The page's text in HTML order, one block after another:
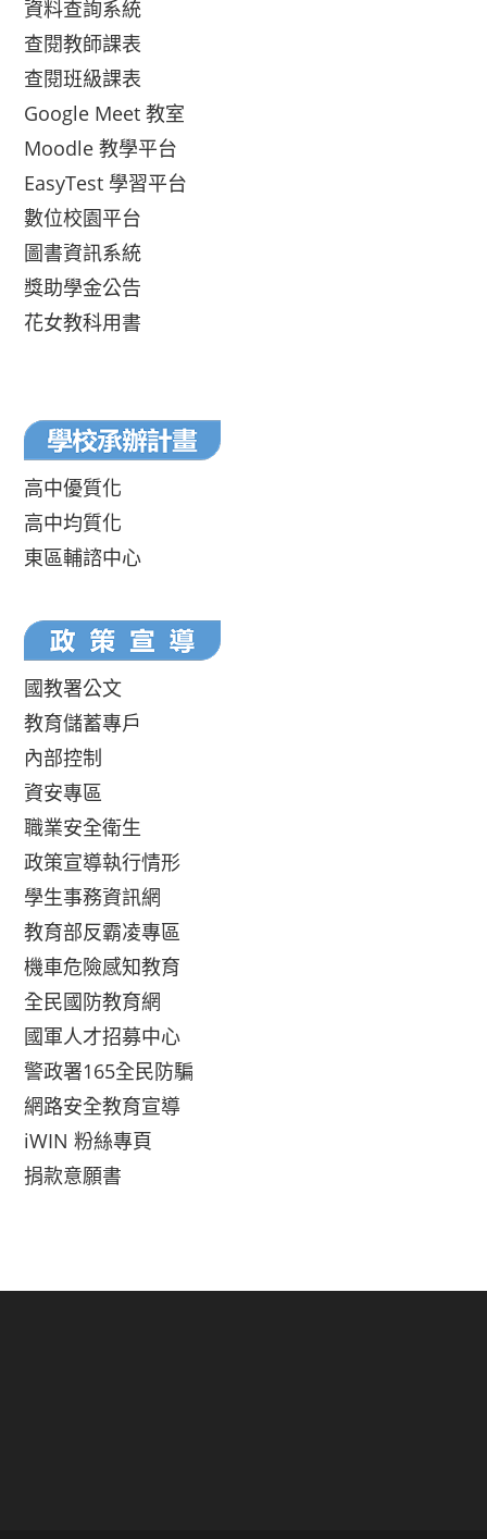
資料查詢系統
查閱教師課表
查閱班級課表
Google Meet 教室
Moodle 教學平台
EasyTest 學習平台
數位校園平台
圖書資訊系統
獎助學金公告
花女教科用書
高中優質化
高中均質化
東區輔諮中心
國教署公文
教育儲蓄專戶
內部控制
資安專區
職業安全衛生
政策宣導執行情形
學生事務資訊網
教育部反霸凌專區
機車危險感知教育
全民國防教育網
國軍人才招募中心
警政署165全民防騙
網路安全教育宣導
iWIN 粉絲專頁
捐款意願書